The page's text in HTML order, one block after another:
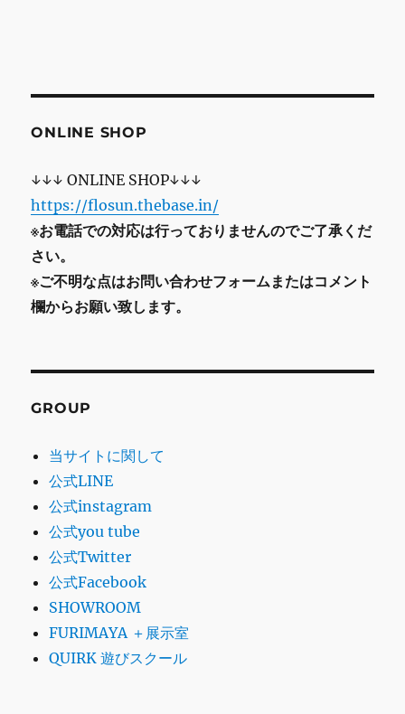
ONLINE SHOP
↓↓↓ ONLINE SHOP↓↓↓
https://flosun.thebase.in/
※お電話での対応は行っておりませんのでご了承くだ
さい。
※ご不明な点はお問い合わせフォームまたはコメント
欄からお願い致します。
GROUP
当サイトに関して
公式LINE
公式instagram
公式you tube
公式Twitter
公式Facebook
SHOWROOM
FURIMAYA ＋展示室
QUIRK 遊びスクール